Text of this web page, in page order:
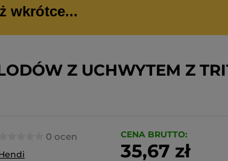
wkrótce...
Z UCHWYTEM Z
0 ocen CENA BRUTTO:
35,67 zł